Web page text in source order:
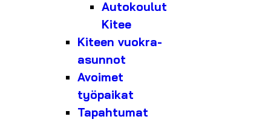
Autokoulut
Kitee
Kiteen vuokra-
asunnot
Avoimet
työpaikat
Tapahtumat